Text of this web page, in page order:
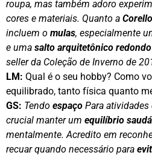
roupa, mas também adoro
cores e materiais. Quanto a Corello
incluem o mulas, especialmente
e uma salto arquitetônico redondo
seller da Coleção de Inverno de
LM: Qual é o seu hobby? Como
equilibrado, tanto física quanto
GS: Tendo espaço Para
crucial manter um equilíbrio
mentalmente. Acredito em
recuar quando necessário para